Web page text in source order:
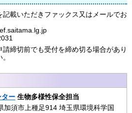
記載いただきファックス又はメールでお
締切前でも受付を締め切る場合があり
ター 生物多様性保全担当
加須市上種足914 埼玉県環境科学国